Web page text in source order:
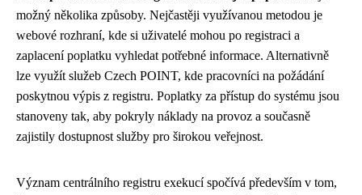
možný několika způsoby. Nejčastěji využívanou metodou je
webové rozhraní, kde si uživatelé mohou po registraci a
zaplacení poplatku vyhledat potřebné informace. Alternativně
lze využít služeb Czech POINT, kde pracovníci na požádání
poskytnou výpis z registru. Poplatky za přístup do systému jsou
stanoveny tak, aby pokryly náklady na provoz a současně
zajistily dostupnost služby pro širokou veřejnost.
Význam centrálního registru exekucí spočívá především v tom,